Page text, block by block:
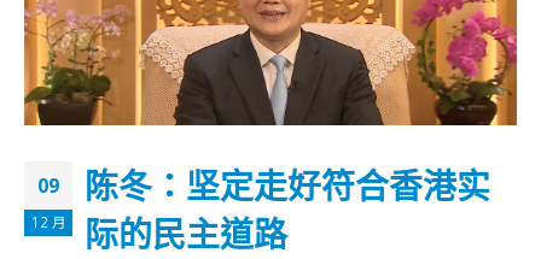
09
12 月
陈冬：坚定走好符合香港实
际的民主道路